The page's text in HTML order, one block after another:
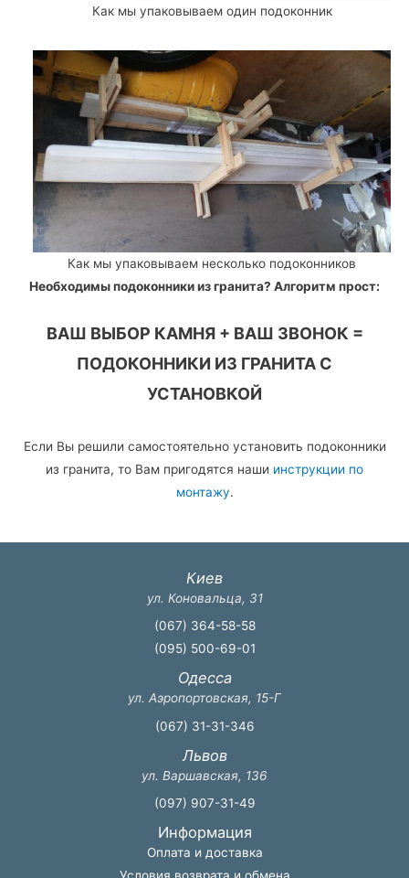
Как мы упаковываем один подоконник
Как мы упаковываем несколько подоконников
Необходимы подоконники из гранита? Алгоритм прост:
ВАШ ВЫБОР КАМНЯ + ВАШ ЗВОНОК =
ПОДОКОННИКИ ИЗ ГРАНИТА С
УСТАНОВКОЙ
Если Вы решили самостоятельно установить подоконники
из гранита, то Вам пригодятся наши инструкции по
монтажу.
Киев
ул. Коновальца, 31
(067) 364-58-58
(095) 500-69-01
Одесса
ул. Аэропортовская, 15-Г
(067) 31-31-346
Львов
ул. Варшавская, 136
(097) 907-31-49
Информация
Оплата и доставка